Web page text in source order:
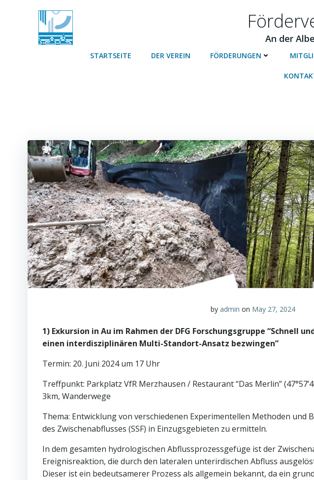
An der
STARTSEITE DER VEREIN FÖRDERUNGEN
byadmin on May 27, 2024
1) Exkursion in Au im Rahmen der DFG Forschungsgruppe “Schnell
einen interdisziplinären Multi-Standort-Ansatz bezwingen”
Termin: 20. Juni 2024 um 17 Uhr
Treffpunkt: Parkplatz VfR Merzhausen / Restaurant “Das Merlin”
3km, Wanderwege
Thema: Entwicklung von verschiedenen Experimentellen Methoden und
des Zwischenabflusses (SSF) in Einzugsgebieten zu ermitteln.
In dem gesamten hydrologischen Abflussprozessgefüge ist der
Ereignisreaktion, die durch den lateralen unterirdischen Abfluss
Dieser ist ein bedeutsamerer Prozess als allgemein bekannt, da ein